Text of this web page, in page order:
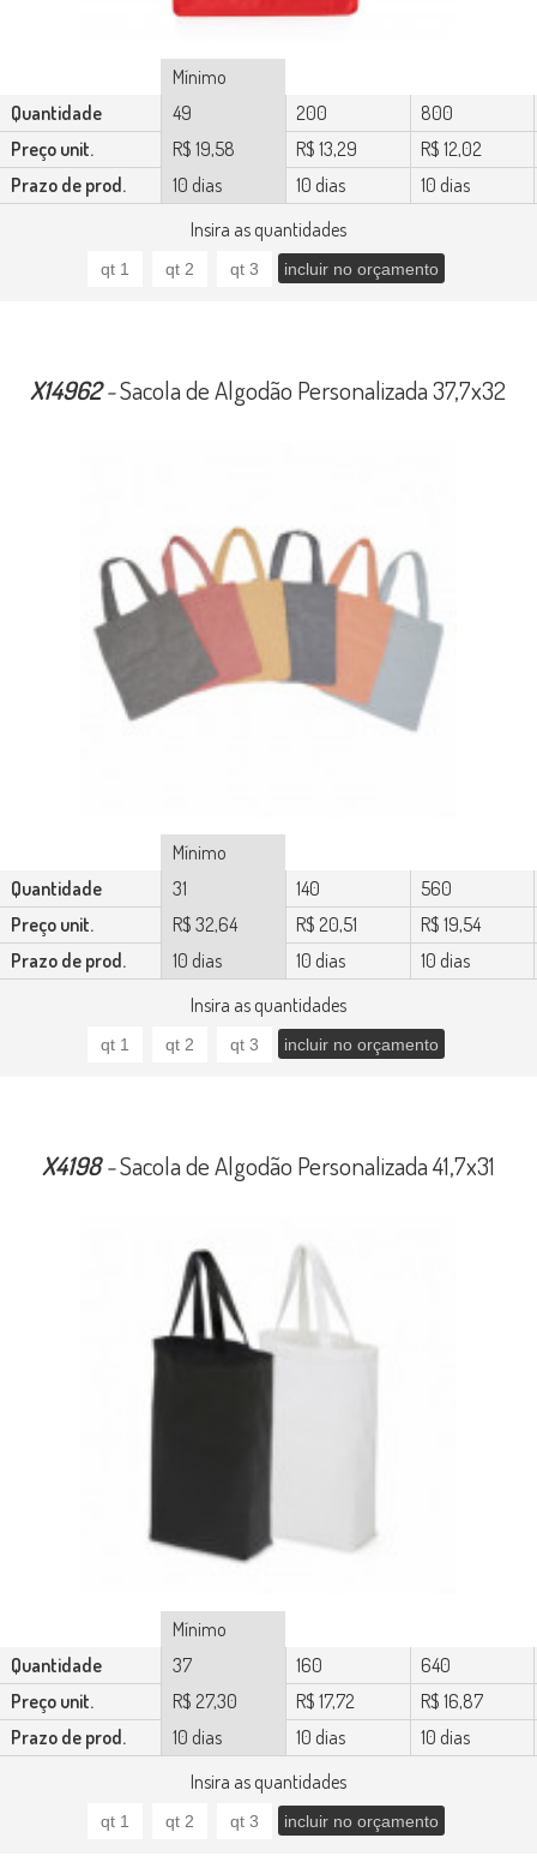
Insira as quantidades
Mínimo
Quantidade
49 200
800
Preço unit.
R$ 19,58 R$ 13,29
R$ 12,02
Prazo de prod.
10 dias 10 dias 10 dias
Insira as quantidades
X14962-Sacola de Algodão Personalizada 37,7x32
Mínimo
Quantidade
31 140
560
Preço unit.
R$ 32,64 R$ 20,51
R$ 19,54
Prazo de prod.
10 dias 10 dias 10 dias
Insira as quantidades
X4198-Sacola de Algodão Personalizada 41,7x31
Mínimo
Quantidade
37 160
640
Preço unit.
R$ 27,30 R$ 17,72
R$ 16,87
Prazo de prod.
10 dias 10 dias 10 dias